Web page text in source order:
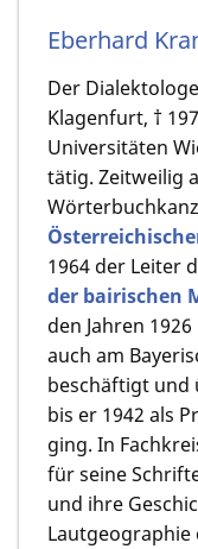
Eberhard
Der
Klagenfurt, †
Universitäten
tätig. Zeitweilig
1964 der Leiter
der bairischen
den Jahren
auch am
beschäftigt und
bis er 1942 als
ging. In
für seine
und ihre
Lautgeographie